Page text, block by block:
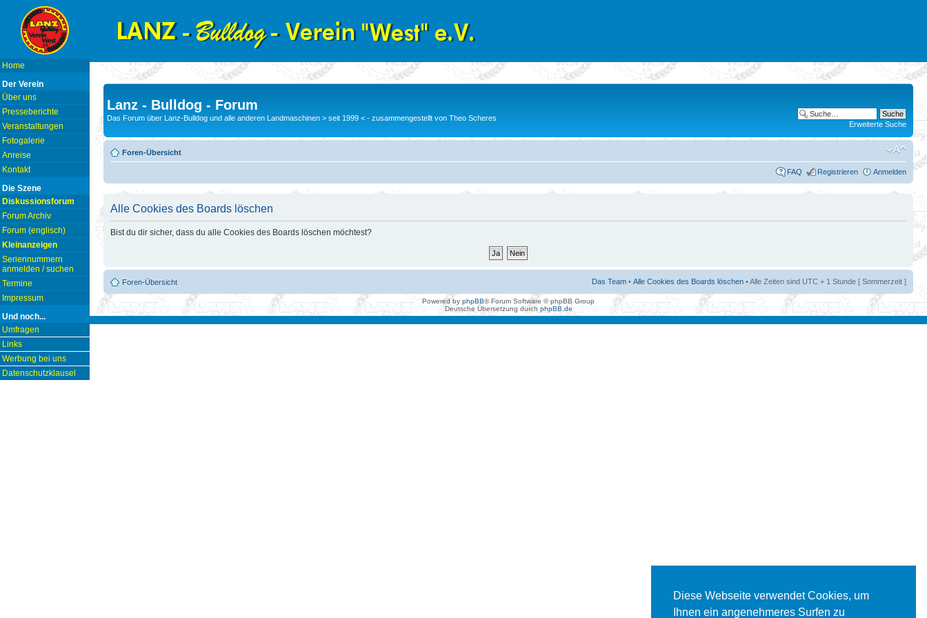
Diese Webseite verwendet Cookies, um
Ihnen ein angenehmeres Surfen zu
Home
Der Verein
Über uns
Presseberichte
Veranstaltungen
Fotogalerie
Anreise
Kontakt
Die Szene
Diskussionsforum
Forum Archiv
Forum (englisch)
Kleinanzeigen
Seriennummern
anmelden / suchen
Termine
Impressum
Und noch...
Umfragen
Links
Werbung bei uns
Datenschutzklausel
Lanz - Bulldog - Forum
Das Forum über Lanz-Bulldog und alle anderen Landmaschinen > seit 1999 < - zusammengestellt von Theo Scheres
Erweiterte Suche
Foren-Übersicht
FAQ Registrieren Anmelden
Alle Cookies des Boards löschen
Bist du dir sicher, dass du alle Cookies des Boards löschen möchtest?
Foren-Übersicht Das Team • Alle Cookies des Boards löschen • Alle Zeiten sind UTC + 1 Stunde [ Sommerzeit ]
Powered by phpBB® Forum Software © phpBB Group
Deutsche Übersetzung durch phpBB.de